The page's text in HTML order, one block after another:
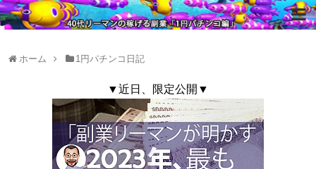
ホーム 1円パチンコ日記
▼近日、限定公開▼